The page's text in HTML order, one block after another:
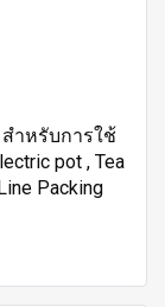
pot , Tea
Packing